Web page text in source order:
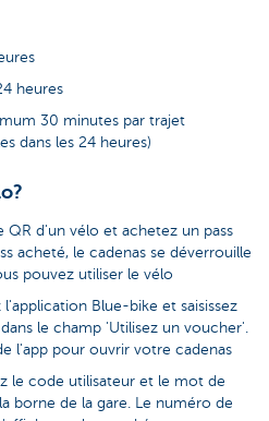
heures
30 minutes par trajet
dans les 24 heures)
QR d'un vélo et achetez un pass
acheté, le cadenas se déverrouille
pouvez utiliser le vélo
l'application Blue-bike et saisissez
le champ 'Utilisez un voucher'.
l'app pour ouvrir votre cadenas
le code utilisateur et le mot de
borne de la gare. Le numéro de